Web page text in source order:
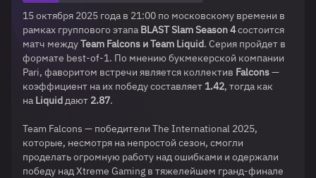
15 октября 2025 года в 21:00 по московскому времени в
рамках группового этапа BLAST Slam Season 4состоится
матч междуTeam Falcons и Team Liquid. Серия пройдет в
формате best-of-1. По мнению букмекерской компании
Pari, фаворитом встречи является коллектив Falcons—
коэффициент на их победу составляет 1.42, тогда как
на Liquidдают 2.87.
Team Falcons — победители The International 2025,
которые, несмотря на непростой сезон, смогли
проделать огромную работу над ошибками и одержали
победу над Xtreme Gaming в тяжелейшем гранд-финале